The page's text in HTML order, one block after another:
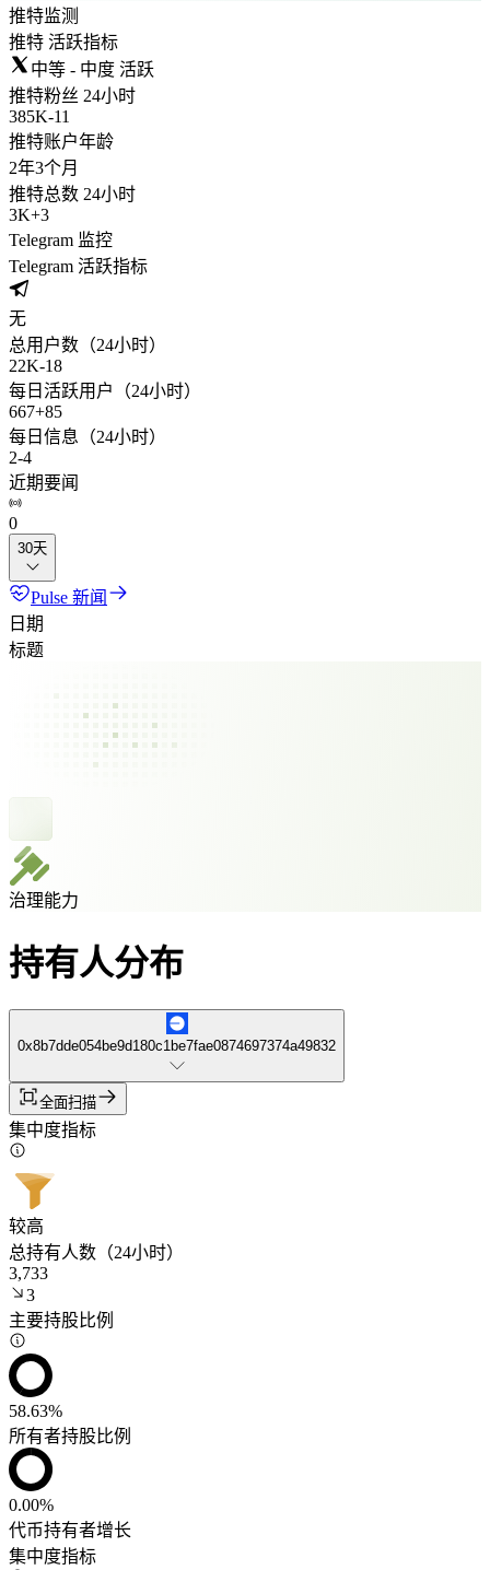
推特监测
推特 活跃指标
中等 - 中度 活跃
推特粉丝 24小时
385K-11
推特账户年龄
2年3个月
推特总数 24小时
3K+3
Telegram 监控
Telegram 活跃指标
无
总用户数（24小时）
22K-18
每日活跃用户（24小时）
667+85
每日信息（24小时）
2-4
近期要闻
0
30天
Pulse 新闻
日期
标题
治理能力
持有人分布
0x8b7dde054be9d180c1be7fae0874697374a49832
全面扫描
集中度指标
较高
总持有人数（24小时）
3,733
3
主要持股比例
58.63%
所有者持股比例
0.00%
代币持有者增长
集中度指标